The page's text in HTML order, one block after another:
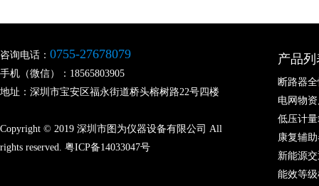
咨询电话： 0755-27678079
手机（微信）：18565803905
地址：深圳市宝安区福永街道桥头榕树路22号四楼
Copyright © 2019 深圳市图为仪器设备有限公司 All
rights reserved. 粤ICP备14033047号
产品列
断路器
电网物
低压计
康复辅
新能源
能效等